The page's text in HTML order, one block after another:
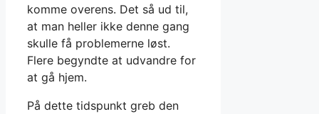
komme overens. Det så ud til,
at man heller ikke denne gang
skulle få problemerne løst.
Flere begyndte at udvandre for
at gå hjem.
På dette tidspunkt greb den